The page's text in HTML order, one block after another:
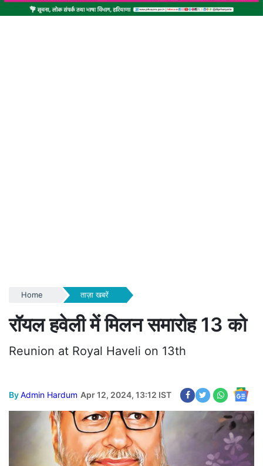
Home ताज़ा खबरें
रॉयल हवेली में मिलन समारोह 13 को
Reunion at Royal Haveli on 13th
ByAdmin Hardum Apr 12, 2024, 13:12 IST